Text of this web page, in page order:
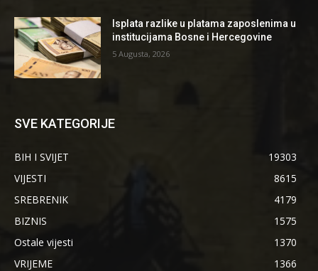
Isplata razlike u platama zaposlenima u
institucijama Bosne i Hercegovine
5 Augusta, 2026
SVE KATEGORIJE
BIH I SVIJET
19303
VIJESTI
8615
SREBRENIK
4179
BIZNIS
1575
Ostale vijesti
1370
VRIJEME
1366